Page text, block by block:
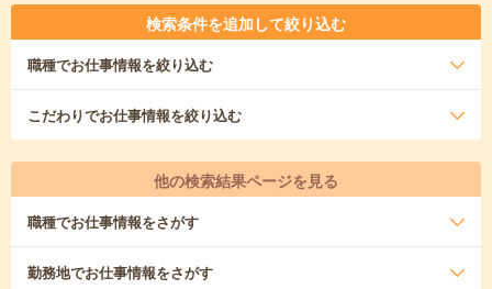
検索条件を追加して絞り込む
職種でお仕事情報を絞り込む
こだわりでお仕事情報を絞り込む
他の検索結果ページを見る
職種でお仕事情報をさがす
勤務地でお仕事情報をさがす